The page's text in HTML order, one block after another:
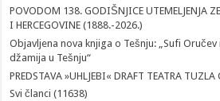
POVODOM 138. GODIŠNJICE UTEMELJENJA
I HERCEGOVINE (1888.-2026.)
Objavljena nova knjiga o Tešnju: „Sufi
džamija u Tešnju“
PREDSTAVA »UHLJEBI« DRAFT TEATRA TUZLA
Svi članci (11638)